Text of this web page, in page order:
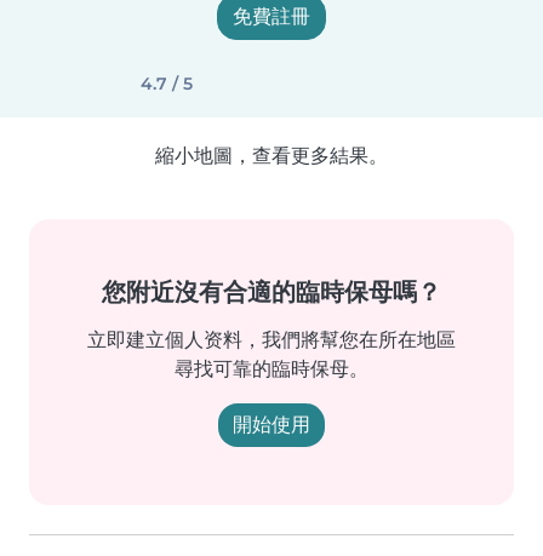
免費註冊
4.7 / 5
縮小地圖，查看更多結果。
您附近沒有合適的臨時保母嗎？
立即建立個人资料，我們將幫您在所在地區
尋找可靠的臨時保母。
開始使用